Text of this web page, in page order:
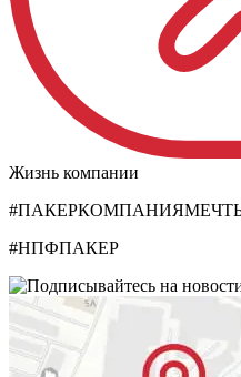
Жизнь компании
#НПФПАКЕР